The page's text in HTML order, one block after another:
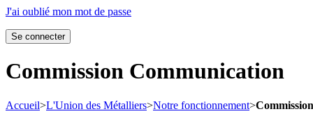
J'ai oublié mon mot de passe
Commission Communication
Accueil>L'Union des Métalliers>Notre fonctionnement>